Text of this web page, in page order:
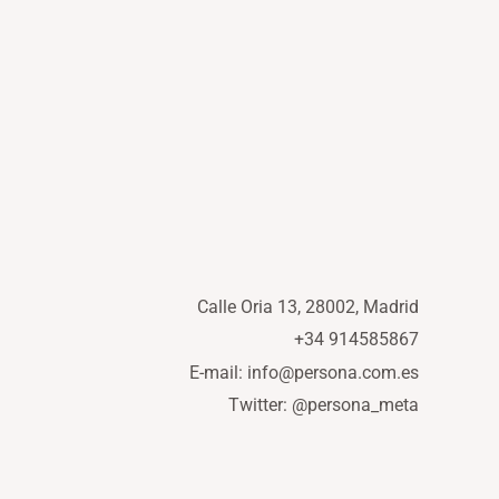
Calle Oria 13, 28002, Madrid
+34 914585867
E-mail: info@persona.com.es
Twitter: @persona_meta